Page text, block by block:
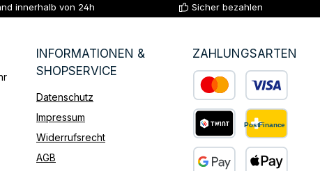
innerhalb von 24h Sicher bezahlen
INFORMATIONEN &
SHOPSERVICE
Datenschutz
Impressum
Widerrufsrecht
AGB
ZAHLUNGSARTEN
Benutzerdefiniertes Bild 1
Benutzerdefiniertes Bild 2